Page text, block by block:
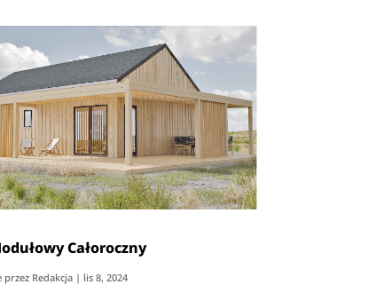
Całoroczny
przez Redakcja| lis 8, 2024